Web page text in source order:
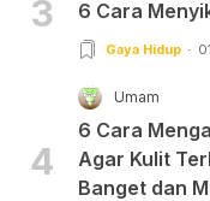
3 6 Cara
Gaya Hidup
4
Umam
6 Cara
Agar Kulit
Banget dan